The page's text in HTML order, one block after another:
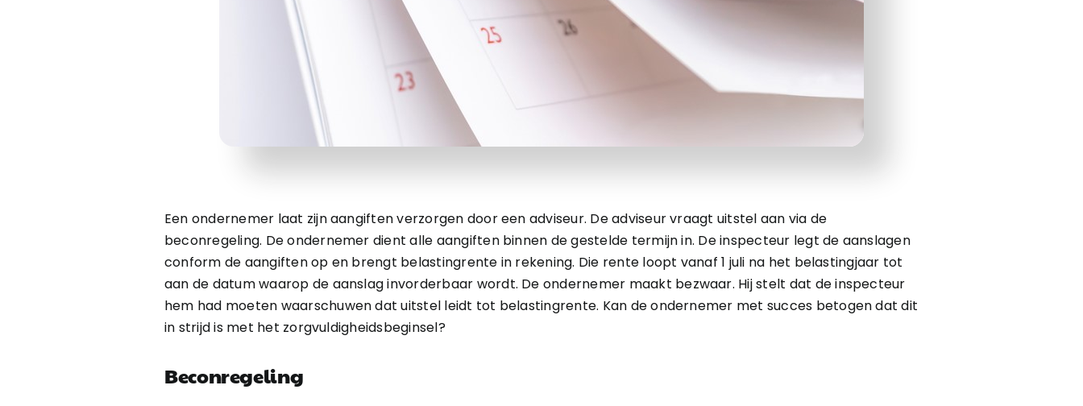
Een ondernemer laat zijn aangiften verzorgen door een adviseur. De adviseur vraagt uitstel aan via de
beconregeling. De ondernemer dient alle aangiften binnen de gestelde termijn in. De inspecteur legt de aanslagen
conform de aangiften op en brengt belastingrente in rekening. Die rente loopt vanaf 1 juli na het belastingjaar tot
aan de datum waarop de aanslag invorderbaar wordt. De ondernemer maakt bezwaar. Hij stelt dat de inspecteur
hem had moeten waarschuwen dat uitstel leidt tot belastingrente. Kan de ondernemer met succes betogen dat dit
in strijd is met het zorgvuldigheidsbeginsel?
Beconregeling